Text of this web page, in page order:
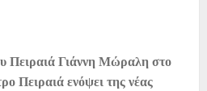
Πειραιά Γιάννη Μώραλη στο
Πειραιά ενόψει της νέας